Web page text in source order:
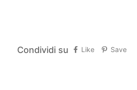
Condividi su Like Save